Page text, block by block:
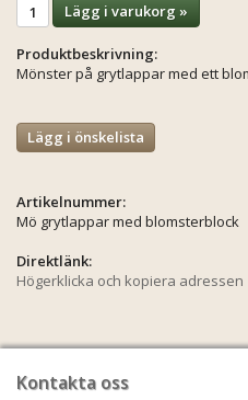
Lägg i varukorg »
Produktbeskrivning:
Mönster på grytlappar med ett
Lägg i önskelista
Artikelnummer:
Mö grytlappar med blomsterblock
Direktlänk:
Högerklicka och kopiera adressen
Kontakta oss